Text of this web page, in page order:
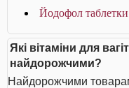
Йодофол
Які вітаміни для
найдорожчими?
Найдорожчими